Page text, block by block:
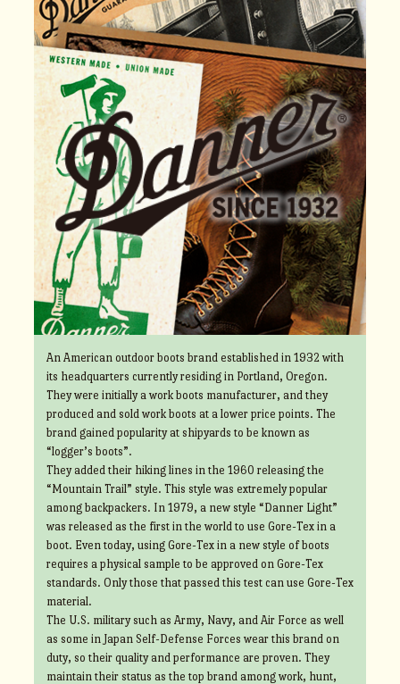
An American outdoor boots brand established in 1932 with
its headquarters currently residing in Portland, Oregon.
They were initially a work boots manufacturer, and they
produced and sold work boots at a lower price points. The
brand gained popularity at shipyards to be known as
“logger’s boots”.
They added their hiking lines in the 1960 releasing the
“Mountain Trail” style. This style was extremely popular
among backpackers. In 1979, a new style “Danner Light”
was released as the first in the world to use Gore-Tex in a
boot. Even today, using Gore-Tex in a new style of boots
requires a physical sample to be approved on Gore-Tex
standards. Only those that passed this test can use Gore-Tex
material.
The U.S. military such as Army, Navy, and Air Force as well
as some in Japan Self-Defense Forces wear this brand on
duty, so their quality and performance are proven. They
maintain their status as the top brand among work, hunt,